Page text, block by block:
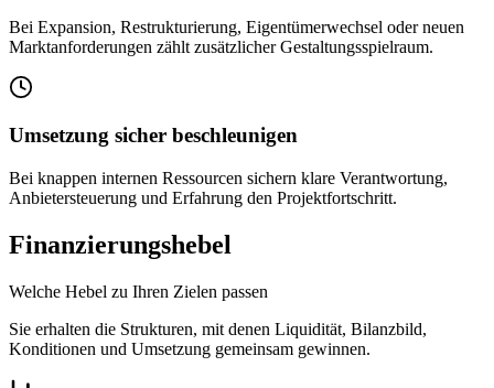
Bei Expansion, Restrukturierung, Eigentümerwechsel oder neuen
Marktanforderungen zählt zusätzlicher Gestaltungsspielraum.
Umsetzung sicher beschleunigen
Bei knappen internen Ressourcen sichern klare Verantwortung,
Anbietersteuerung und Erfahrung den Projektfortschritt.
Finanzierungshebel
Welche Hebel zu Ihren Zielen passen
Sie erhalten die Strukturen, mit denen Liquidität, Bilanzbild,
Konditionen und Umsetzung gemeinsam gewinnen.